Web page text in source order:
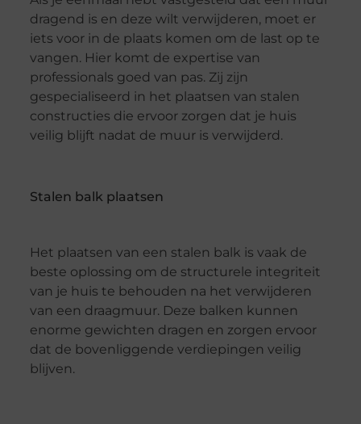
dragend is en deze wilt verwijderen, moet er
iets voor in de plaats komen om de last op te
vangen. Hier komt de expertise van
professionals goed van pas. Zij zijn
gespecialiseerd in het plaatsen van stalen
constructies die ervoor zorgen dat je huis
veilig blijft nadat de muur is verwijderd.
Stalen balk plaatsen
Het plaatsen van een stalen balk is vaak de
beste oplossing om de structurele integriteit
van je huis te behouden na het verwijderen
van een draagmuur. Deze balken kunnen
enorme gewichten dragen en zorgen ervoor
dat de bovenliggende verdiepingen veilig
blijven.